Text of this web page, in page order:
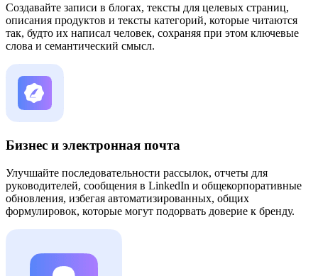
Создавайте записи в блогах, тексты для целевых страниц,
описания продуктов и тексты категорий, которые читаются
так, будто их написал человек, сохраняя при этом ключевые
слова и семантический смысл.
Бизнес и электронная почта
Улучшайте последовательности рассылок, отчеты для
руководителей, сообщения в LinkedIn и общекорпоративные
обновления, избегая автоматизированных, общих
формулировок, которые могут подорвать доверие к бренду.